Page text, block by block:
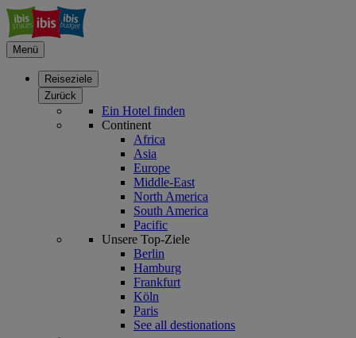
Menü
Reiseziele
Zurück
Ein Hotel finden
Continent
Africa
Asia
Europe
Middle-East
North America
South America
Pacific
Unsere Top-Ziele
Berlin
Hamburg
Frankfurt
Köln
Paris
See all destionations